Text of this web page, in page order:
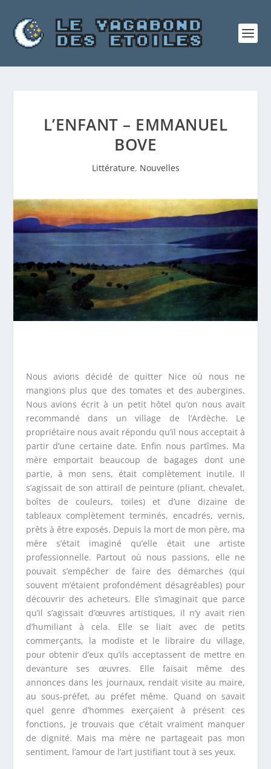
L’ENFANT – EMMANUEL
BOVE
Littérature, Nouvelles
Nous avions décidé de quitter Nice où nous ne
mangions plus que des tomates et des aubergines.
Nous avions écrit à un petit hôtel qu’on nous avait
recommandé dans un village de l’Ardèche. Le
propriétaire nous avait répondu qu’il nous acceptait à
partir d’une certaine date. Enfin nous partîmes. Ma
mère emportait beaucoup de bagages dont une
partie, à mon sens, était complètement inutile. Il
s’agissait de son attirail de peinture (pliant, chevalet,
boîtes de couleurs, toiles) et d’une dizaine de
tableaux complètement terminés, encadrés, vernis,
prêts à être exposés. Depuis la mort de mon père, ma
mère s’était imaginé qu’elle était une artiste
professionnelle. Partout où nous passions, elle ne
pouvait s’empêcher de faire des démarches (qui
souvent m’étaient profondément désagréables) pour
découvrir des acheteurs. Elle s’imaginait que parce
qu’il s’agissait d’œuvres artistiques, il n’y avait rien
d’humiliant à cela. Elle se liait avec de petits
commerçants, la modiste et le libraire du village,
pour obtenir d’eux qu’ils acceptassent de mettre en
devanture ses œuvres. Elle faisait même des
annonces dans les journaux, rendait visite au maire,
au sous-préfet, au préfet même. Quand on savait
quel genre d’hommes exerçaient à présent ces
fonctions, je trouvais que c’était vraiment manquer
de dignité. Mais ma mère ne partageait pas mon
sentiment, l’amour de l’art justifiant tout à ses yeux.